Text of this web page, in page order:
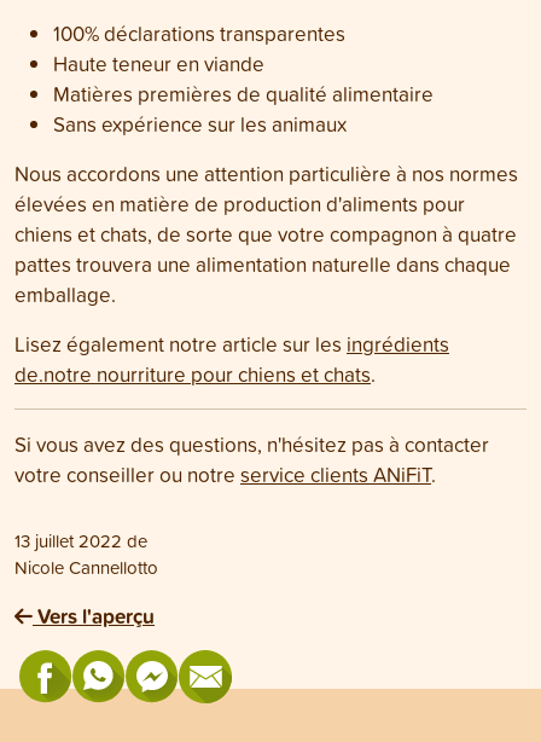
100% déclarations transparentes
Haute teneur en viande
Matières premières de qualité alimentaire
Sans expérience sur les animaux
Nous accordons une attention particulière à nos normes
élevées en matière de production d'aliments pour
chiens et chats, de sorte que votre compagnon à quatre
pattes trouvera une alimentation naturelle dans chaque
emballage.
Lisez également notre article sur les ingrédients
de.notre nourriture pour chiens et chats.
Si vous avez des questions, n'hésitez pas à contacter
votre conseiller ou notre service clients ANiFiT.
13 juillet 2022 de
Nicole Cannellotto
Vers l'aperçu